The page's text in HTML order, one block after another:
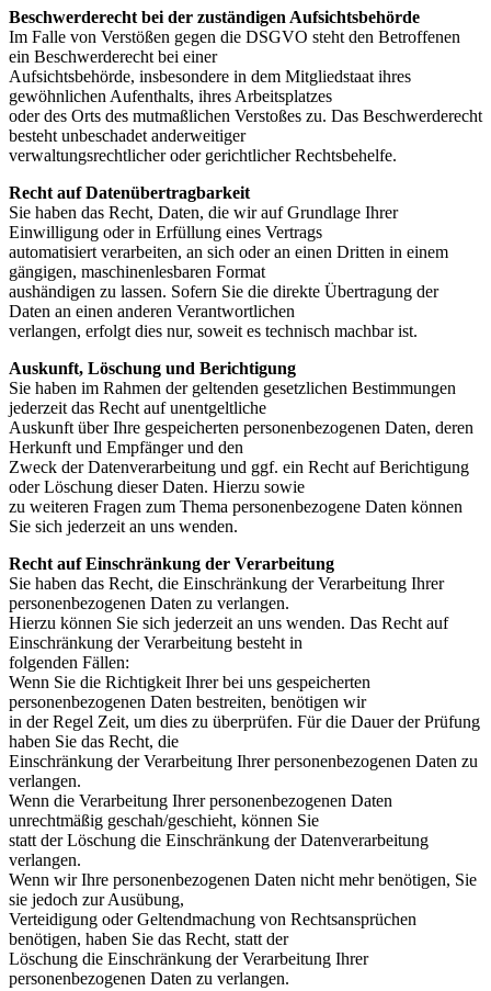
Beschwerderecht bei der zuständigen Aufsichtsbehörde
Im Falle von Verstößen gegen die DSGVO steht den Betroffenen
ein Beschwerderecht bei einer
Aufsichtsbehörde, insbesondere in dem Mitgliedstaat ihres
gewöhnlichen Aufenthalts, ihres Arbeitsplatzes
oder des Orts des mutmaßlichen Verstoßes zu. Das Beschwerderecht
besteht unbeschadet anderweitiger
verwaltungsrechtlicher oder gerichtlicher Rechtsbehelfe.
Recht auf Datenübertragbarkeit
Sie haben das Recht, Daten, die wir auf Grundlage Ihrer
Einwilligung oder in Erfüllung eines Vertrags
automatisiert verarbeiten, an sich oder an einen Dritten in einem
gängigen, maschinenlesbaren Format
aushändigen zu lassen. Sofern Sie die direkte Übertragung der
Daten an einen anderen Verantwortlichen
verlangen, erfolgt dies nur, soweit es technisch machbar ist.
Auskunft, Löschung und Berichtigung
Sie haben im Rahmen der geltenden gesetzlichen Bestimmungen
jederzeit das Recht auf unentgeltliche
Auskunft über Ihre gespeicherten personenbezogenen Daten, deren
Herkunft und Empfänger und den
Zweck der Datenverarbeitung und ggf. ein Recht auf Berichtigung
oder Löschung dieser Daten. Hierzu sowie
zu weiteren Fragen zum Thema personenbezogene Daten können
Sie sich jederzeit an uns wenden.
Recht auf Einschränkung der Verarbeitung
Sie haben das Recht, die Einschränkung der Verarbeitung Ihrer
personenbezogenen Daten zu verlangen.
Hierzu können Sie sich jederzeit an uns wenden. Das Recht auf
Einschränkung der Verarbeitung besteht in
folgenden Fällen:
Wenn Sie die Richtigkeit Ihrer bei uns gespeicherten
personenbezogenen Daten bestreiten, benötigen wir
in der Regel Zeit, um dies zu überprüfen. Für die Dauer der Prüfung
haben Sie das Recht, die
Einschränkung der Verarbeitung Ihrer personenbezogenen Daten zu
verlangen.
Wenn die Verarbeitung Ihrer personenbezogenen Daten
unrechtmäßig geschah/geschieht, können Sie
statt der Löschung die Einschränkung der Datenverarbeitung
verlangen.
Wenn wir Ihre personenbezogenen Daten nicht mehr benötigen, Sie
sie jedoch zur Ausübung,
Verteidigung oder Geltendmachung von Rechtsansprüchen
benötigen, haben Sie das Recht, statt der
Löschung die Einschränkung der Verarbeitung Ihrer
personenbezogenen Daten zu verlangen.